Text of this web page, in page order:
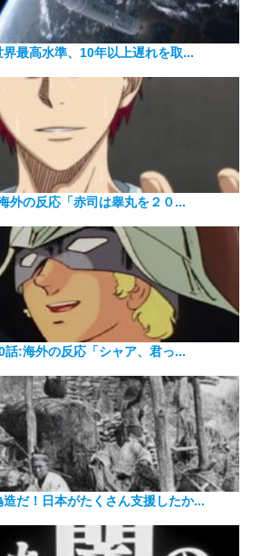
最高水準、10年以上遅れを取...
外の反応「赤司は睾丸を２０...
話:海外の反応「シャア、君っ...
だ！日本がたくさん支援したか...